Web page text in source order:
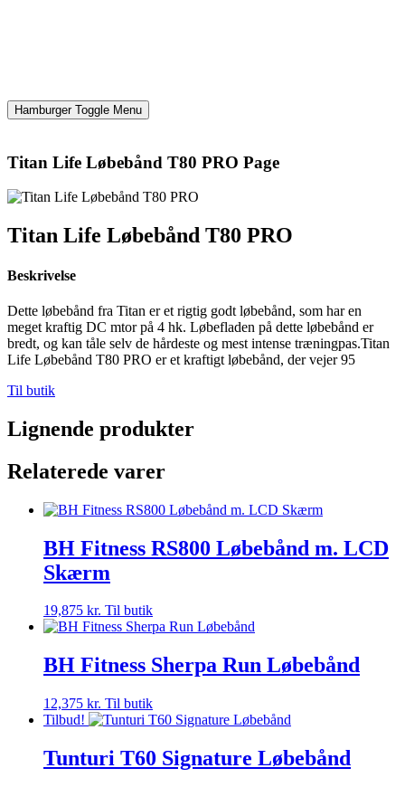
Hamburger Toggle Menu
Titan Life Løbebånd T80 PRO Page
Titan Life Løbebånd T80 PRO
Beskrivelse
Dette løbebånd fra Titan er et rigtig godt løbebånd, som har en
meget kraftig DC mtor på 4 hk. Løbefladen på dette løbebånd er
bredt, og kan tåle selv de hårdeste og mest intense træningpas.Titan
Life Løbebånd T80 PRO er et kraftigt løbebånd, der vejer 95
Til butik
Lignende produkter
Relaterede varer
BH Fitness RS800 Løbebånd m. LCD
Skærm
19,875 kr. Til butik
BH Fitness Sherpa Run Løbebånd
12,375 kr. Til butik
Tilbud!
Tunturi T60 Signature Løbebånd